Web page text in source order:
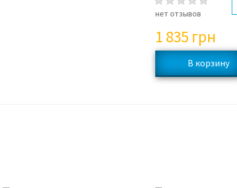
нет отзывов
1 835 грн